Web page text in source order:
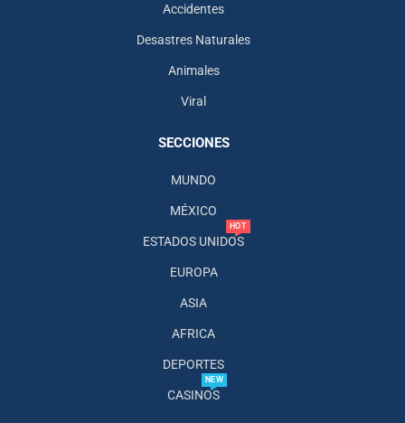
Accidentes
Desastres Naturales
Animales
Viral
SECCIONES
MUNDO
MÉXICO
ESTADOS UNIDOS
HOT
EUROPA
ASIA
AFRICA
DEPORTES
CASINOS
NEW